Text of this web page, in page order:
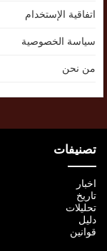
اتفاقية الإستخدام
سياسة الخصوصية
من نحن
تصنيفات
اخبار
تاريخ
تحليلات
دليل
قوانين